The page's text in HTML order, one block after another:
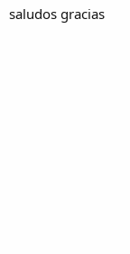
o
saludos gracias